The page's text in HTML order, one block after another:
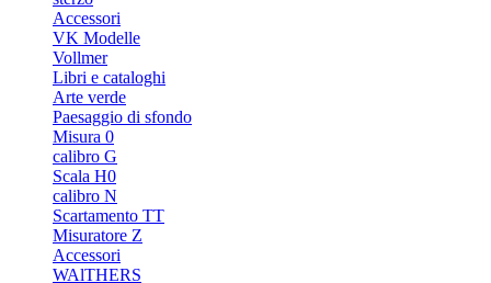
Accessori
VK Modelle
Vollmer
Libri e cataloghi
Arte verde
Paesaggio di sfondo
Misura 0
calibro G
Scala H0
calibro N
Scartamento TT
Misuratore Z
Accessori
WAlTHERS